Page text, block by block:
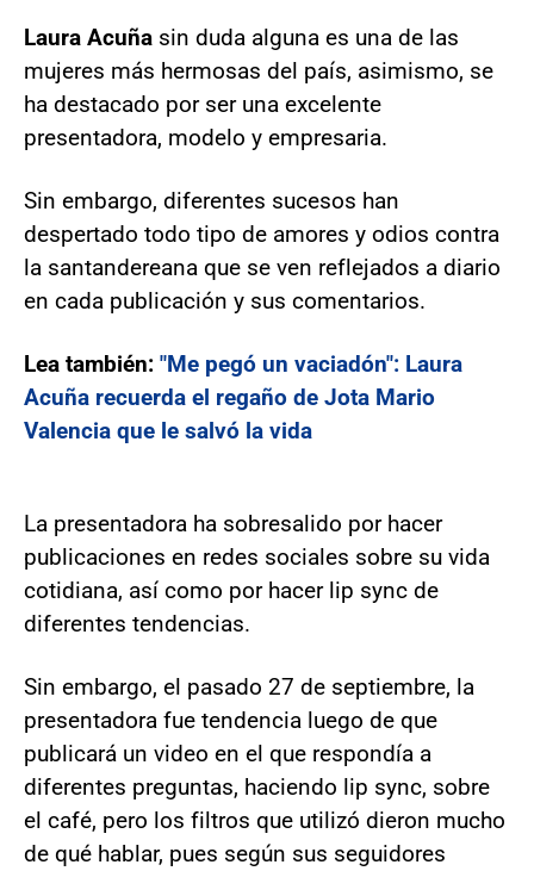
Laura Acuña sin duda alguna es una de las
mujeres más hermosas del país, asimismo, se
ha destacado por ser una excelente
presentadora, modelo y empresaria.
Sin embargo, diferentes sucesos han
despertado todo tipo de amores y odios contra
la santandereana que se ven reflejados a diario
en cada publicación y sus comentarios.
Lea también: "Me pegó un vaciadón": Laura
Acuña recuerda el regaño de Jota Mario
Valencia que le salvó la vida
La presentadora ha sobresalido por hacer
publicaciones en redes sociales sobre su vida
cotidiana, así como por hacer lip sync de
diferentes tendencias.
Sin embargo, el pasado 27 de septiembre, la
presentadora fue tendencia luego de que
publicará un video en el que respondía a
diferentes preguntas, haciendo lip sync, sobre
el café, pero los filtros que utilizó dieron mucho
de qué hablar, pues según sus seguidores